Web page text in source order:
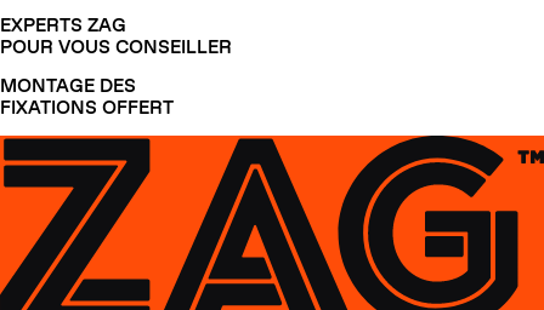
EXPERTS ZAG
POUR VOUS CONSEILLER
MONTAGE DES
FIXATIONS OFFERT